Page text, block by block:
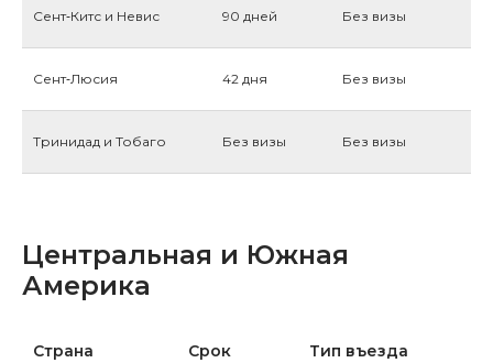
Сент‑Китс и Невис 90 дней Без визы
Сент‑Люсия 42 дня Без визы
Тринидад и Тобаго Без визы Без визы
Центральная и Южная
Америка
Страна Срок Тип въезда